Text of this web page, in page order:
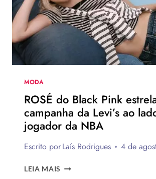
DEVEM
CHEGAR
AO
MODA
ROSÉ do Black Pink
campanha da Levi’s ao
jogador da NBA
Escrito porLaís Rodrigues 4 de
LEIA MAIS ROSÉ